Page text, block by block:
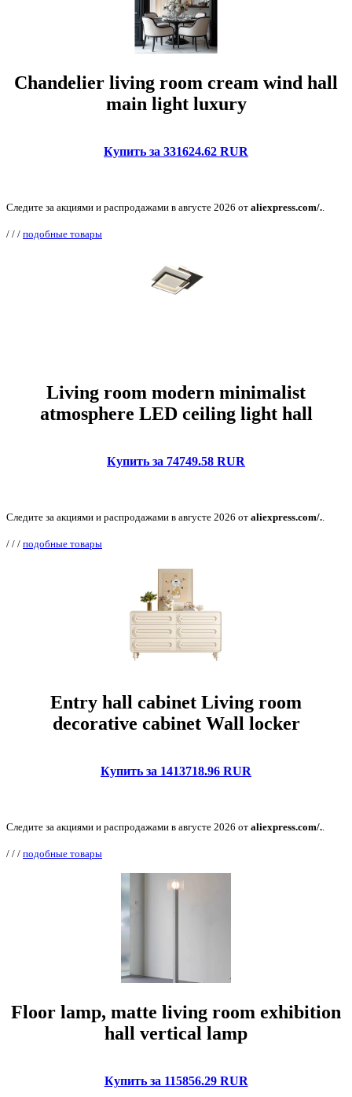
Chandelier living room cream wind hall
main light luxury
Купить за 331624.62 RUR
Следите за акциями и распродажами в августе 2026 от aliexpress.com/..
/ / / подобные товары
Living room modern minimalist
atmosphere LED ceiling light hall
Купить за 74749.58 RUR
Следите за акциями и распродажами в августе 2026 от aliexpress.com/..
/ / / подобные товары
Entry hall cabinet Living room
decorative cabinet Wall locker
Купить за 1413718.96 RUR
Следите за акциями и распродажами в августе 2026 от aliexpress.com/.
/ / / подобные товары
Floor lamp, matte living room exhibition
hall vertical lamp
Купить за 115856.29 RUR